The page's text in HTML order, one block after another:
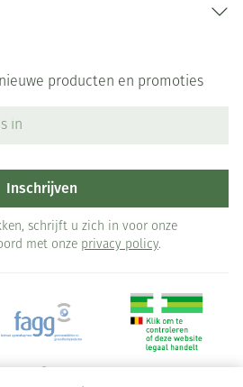
producten en promoties
Inschrijven
schrijft u zich in voor onze
met onze privacy policy.